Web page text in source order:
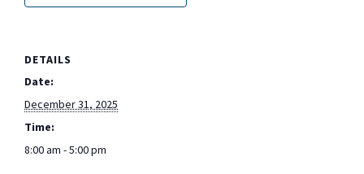
DETAILS
Date:
December 31, 2025
Time:
8:00 am - 5:00 pm